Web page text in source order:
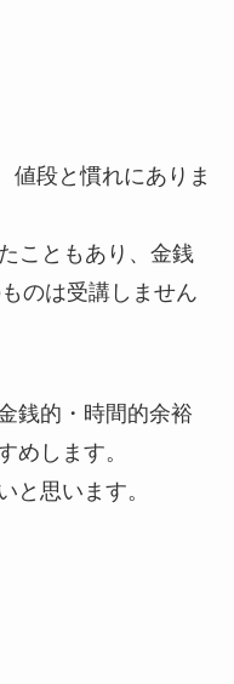
値段と慣れにありま
こともあり、⾦銭
のは受講しません
銭的・時間的余裕
めします。
と思います。